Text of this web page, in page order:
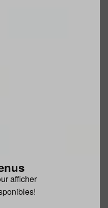
afficher